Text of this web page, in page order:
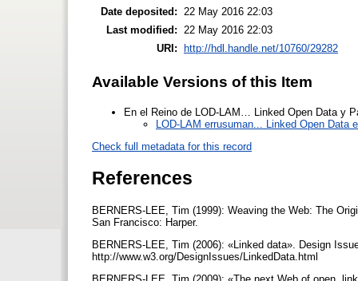
Date deposited:
22 May 2016 22:03
Last modified:
22 May 2016 22:03
URI: http://hdl.handle.net/10760/29282
Available Versions of this Item
En el Reino de LOD-LAM… Linked Open Data y
LOD-LAM errusuman... Linked Open Data
Check full metadata for this record
References
BERNERS-LEE, Tim (1999): Weaving the Web: The
San Francisco: Harper.
BERNERS-LEE, Tim (2006): «Linked data». Design
http://www.w3.org/DesignIssues/LinkedData.html